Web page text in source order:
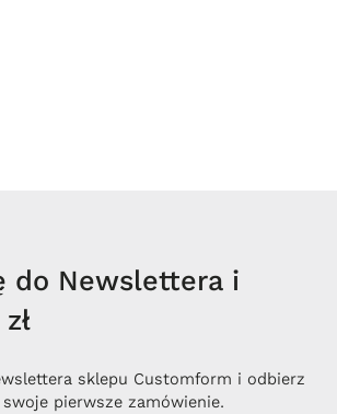
do Newslettera i
sklepu Customform i odbierz
pierwsze zamówienie.